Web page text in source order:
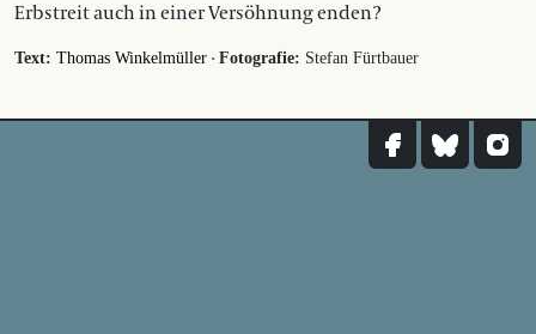
Erbstreit auch in einer Versöhnung enden?
Text: Thomas Winkelmüller · Fotografie: Stefan Fürtbauer